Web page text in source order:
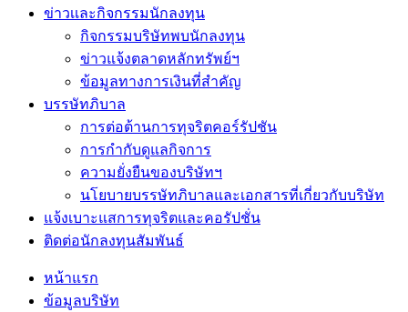
ข่าวเเละกิจกรรมนักลงทุน
กิจกรรมบริษัทพบนักลงทุน
ข่าวแจ้งตลาดหลักทรัพย์ฯ
ข้อมูลทางการเงินที่สำคัญ
บรรษัทภิบาล
การต่อต้านการทุจริตคอร์รัปชัน
การกำกับดูแลกิจการ
ความยั่งยืนของบริษัทฯ
นโยบายบรรษัทภิบาลและเอกสารที่เกี่ยวกับบริษัท
แจ้งเบาะแสการทุจริตและคอรัปชั่น
ติดต่อนักลงทุนสัมพันธ์
หน้าแรก
ข้อมูลบริษัท